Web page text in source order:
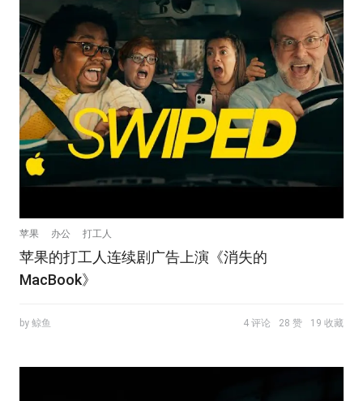
苹果 办公 打工人
苹果的打工人连续剧广告上演《消失的
MacBook》
by 鲸鱼 4 评论 28 赞 19 收藏